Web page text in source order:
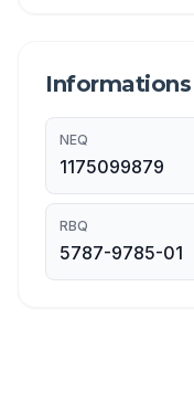
NEQ
1175099879
RBQ
5787-9785-01